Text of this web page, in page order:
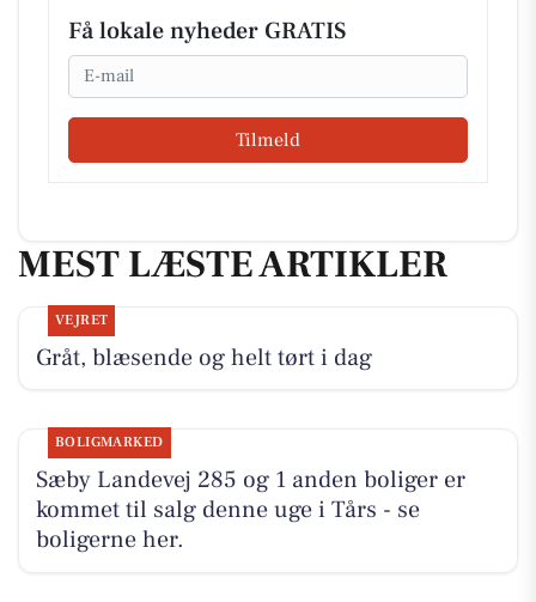
Få lokale nyheder GRATIS
Email
Tilmeld
MEST LÆSTE ARTIKLER
VEJRET
Gråt, blæsende og helt tørt i dag
BOLIGMARKED
Sæby Landevej 285 og 1 anden boliger er
kommet til salg denne uge i Tårs - se
boligerne her.